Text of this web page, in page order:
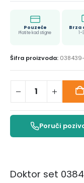
Pouzeće
Platite kad stigne
Brza
Šifra proizvoda:
Poruči
Doktor set